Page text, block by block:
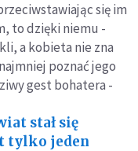
się im
to dzięki niemu -
a kobieta nie zna
poznać jego
gest bohatera -
stał się
tylko jeden